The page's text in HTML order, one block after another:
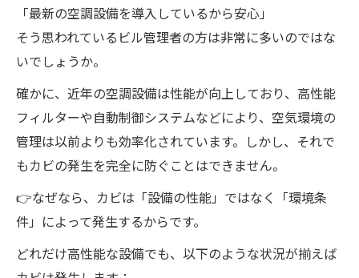
「最新の空調設備を導入しているから安心」
そう思われているビル管理者の方は非常に多いのではな
いでしょうか。
確かに、近年の空調設備は性能が向上しており、高性能
フィルターや自動制御システムなどにより、空気環境の
管理は以前よりも効率化されています。しかし、それで
もカビの発生を完全に防ぐことはできません。
👉なぜなら、カビは「設備の性能」ではなく「環境条
件」によって発生するからです。
どれだけ高性能な設備でも、以下のような状況が揃えば